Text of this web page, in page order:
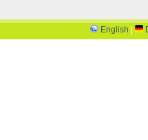
English